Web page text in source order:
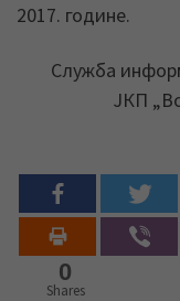
2017. године.
Служба
ЈКП
0
Shares